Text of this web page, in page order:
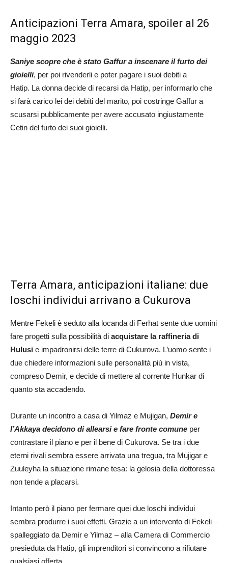
Anticipazioni Terra Amara, spoiler al 26
maggio 2023
Saniye scopre che è stato Gaffur a inscenare il furto dei
gioielli, per poi rivenderli e poter pagare i suoi debiti a
Hatip. La donna decide di recarsi da Hatip, per informarlo che
si farà carico lei dei debiti del marito, poi costringe Gaffur a
scusarsi pubblicamente per avere accusato ingiustamente
Cetin del furto dei suoi gioielli.
Terra Amara, anticipazioni italiane: due
loschi individui arrivano a Cukurova
Mentre Fekeli è seduto alla locanda di Ferhat sente due uomini
fare progetti sulla possibilità di acquistare la raffineria di
Hulusi e impadronirsi delle terre di Cukurova. L’uomo sente i
due chiedere informazioni sulle personalità più in vista,
compreso Demir, e decide di mettere al corrente Hunkar di
quanto sta accadendo.
Durante un incontro a casa di Yilmaz e Mujigan, Demir e
l’Akkaya decidono di allearsi e fare fronte comune per
contrastare il piano e per il bene di Cukurova. Se tra i due
eterni rivali sembra essere arrivata una tregua, tra Mujigar e
Zuuleyha la situazione rimane tesa: la gelosia della dottoressa
non tende a placarsi.
Intanto però il piano per fermare quei due loschi individui
sembra produrre i suoi effetti. Grazie a un intervento di Fekeli –
spalleggiato da Demir e Yilmaz – alla Camera di Commercio
presieduta da Hatip, gli imprenditori si convincono a rifiutare